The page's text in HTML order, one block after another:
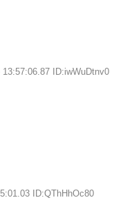
13:57:06.87 ID:iwWuDtnv0
ID:QThHhOc80